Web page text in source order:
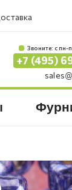
Звоните: c пн-
+7 (495)